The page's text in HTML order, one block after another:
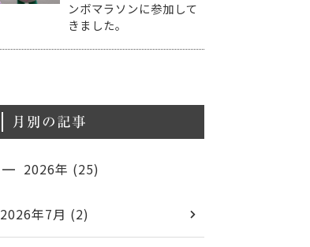
ンボマラソンに参加して
きました。
月別の記事
2026年 (25)
2026年7月 (2)